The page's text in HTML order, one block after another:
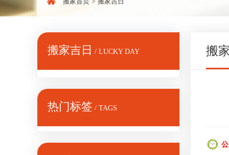
搬家吉日 / LUCKY DAY
热门标签 / TAGS
搬